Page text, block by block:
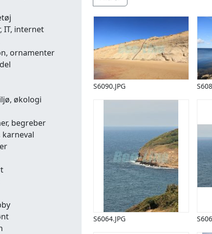
IT, internet
ornamenter
økologi
begreber
karneval
S6090.JPG
S6064.JPG